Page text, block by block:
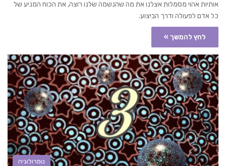
אותיות אהוי מסמלות אצלנו את מה שהנשמה שלנו רוצה, את הכוח המניע של
כל אדם לפעולה ודרך הביצוע.
לחץ להמשך »
נומרולוגיה